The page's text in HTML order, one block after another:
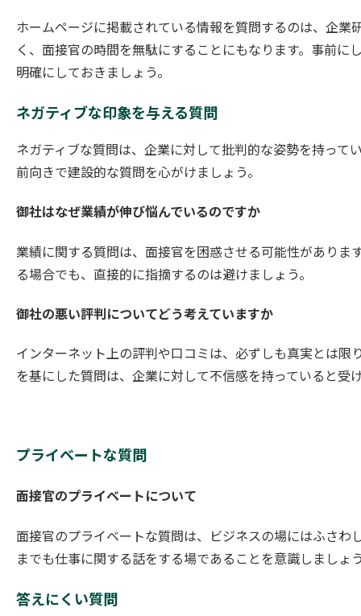
ホームページに掲載されている情報を質問するのは、企業
く、面接官の時間を無駄にすることにもなります。事前に
明確にしておきましょう。
ネガティブな印象を与える質問
ネガティブな質問は、企業に対して批判的な姿勢を持って
前向きで建設的な質問を心がけましょう。
御社はなぜ業績が伸び悩んでいるのですか
業績に関する質問は、面接官を困惑させる可能性がありま
る場合でも、直接的に指摘するのは避けましょう。
御社の悪い評判についてどう考えていますか
インターネット上の評判や口コミは、必ずしも真実とは限
を基にした質問は、企業に対して不信感を持っていると受
プライベートな質問
面接官のプライベートについて
面接官のプライベートな質問は、ビジネスの場にはふさわ
までも仕事に関する話をする場であることを意識しましょ
答えにくい質問